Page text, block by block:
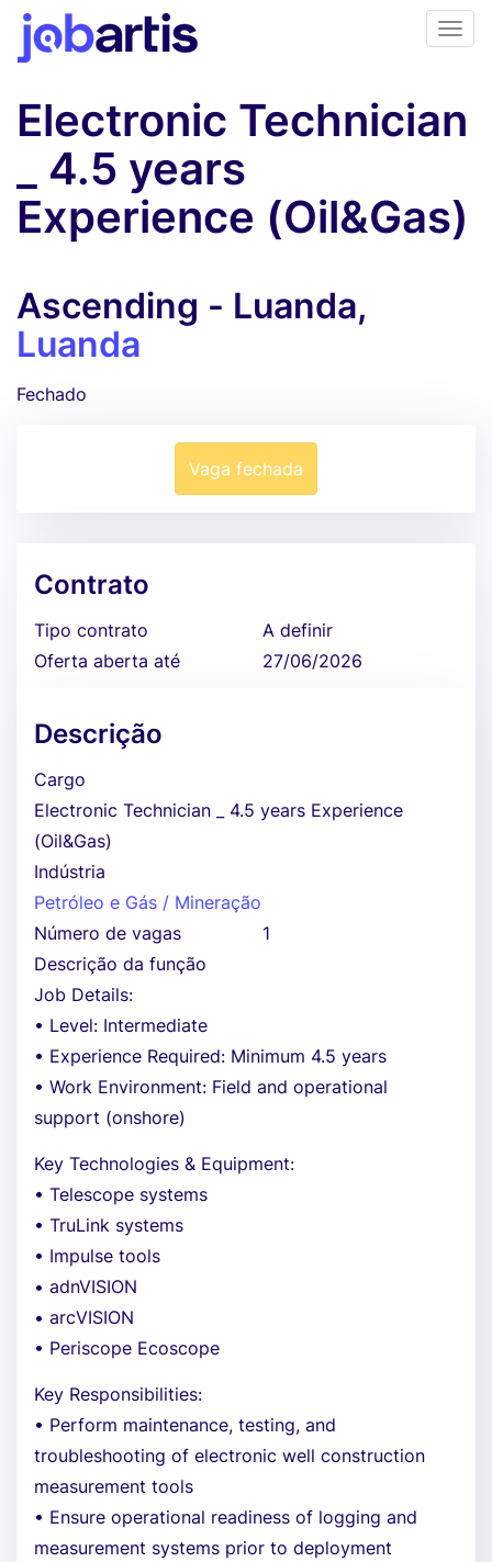
Electronic Technician
_ 4.5 years
Experience (Oil&Gas)
Ascending - Luanda,
Luanda
Fechado
Vaga fechada
Contrato
Tipo contrato
A definir
Oferta aberta até
27/06/2026
Descrição
Cargo
Electronic Technician _ 4.5 years Experience
(Oil&Gas)
Indústria
Petróleo e Gás / Mineração
Número de vagas
1
Descrição da função
Job Details:
• Level: Intermediate
• Experience Required: Minimum 4.5 years
• Work Environment: Field and operational
support (onshore)
Key Technologies & Equipment:
• Telescope systems
• TruLink systems
• Impulse tools
• adnVISION
• arcVISION
• Periscope Ecoscope
Key Responsibilities:
• Perform maintenance, testing, and
troubleshooting of electronic well construction
measurement tools
• Ensure operational readiness of logging and
measurement systems prior to deployment